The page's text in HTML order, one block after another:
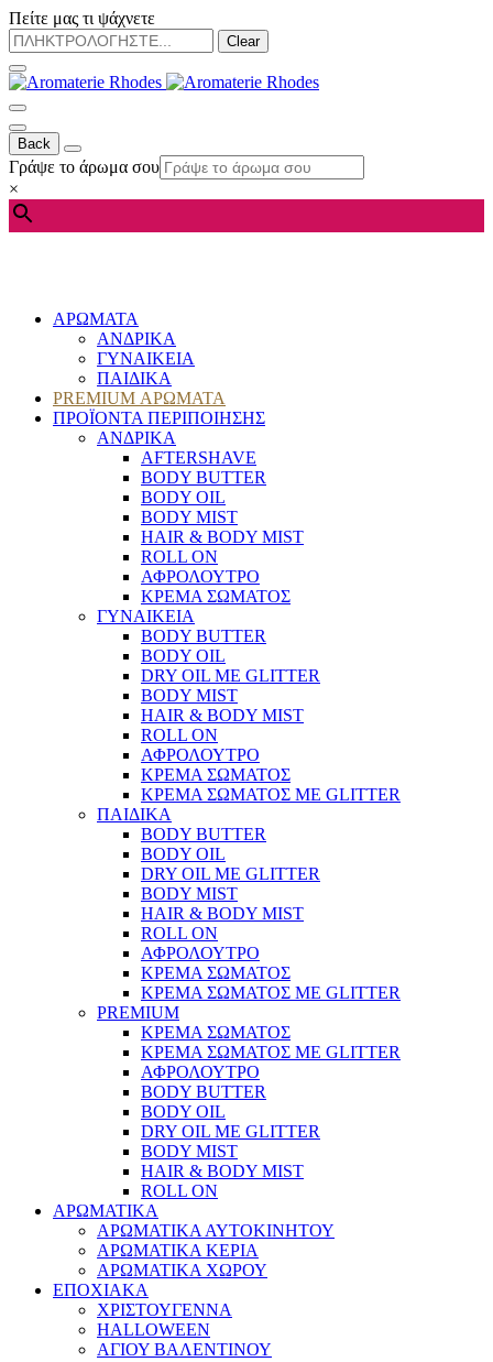
Πείτε μας τι ψάχνετε
Clear
Back
Γράψε το άρωμα σου
×
ΑΡΩΜΑΤΑ
ΑΝΔΡΙΚΑ
ΓΥΝΑΙΚΕΙΑ
ΠΑΙΔΙΚΑ
PREMIUM ΑΡΩΜΑΤΑ
ΠΡΟΪΟΝΤΑ ΠΕΡΙΠΟΙΗΣΗΣ
ΑΝΔΡΙΚΑ
AFTERSHAVE
BODY BUTTER
BODY OIL
BODY MIST
HAIR & BODY MIST
ROLL ON
ΑΦΡΟΛΟΥΤΡΟ
ΚΡΕΜΑ ΣΩΜΑΤΟΣ
ΓΥΝΑΙΚΕΙΑ
BODY BUTTER
BODY OIL
DRY OIL ΜΕ GLITTER
BODY MIST
HAIR & BODY MIST
ROLL ON
ΑΦΡΟΛΟΥΤΡΟ
ΚΡΕΜΑ ΣΩΜΑΤΟΣ
ΚΡΕΜΑ ΣΩΜΑΤΟΣ ΜΕ GLITTER
ΠΑΙΔΙΚΑ
BODY BUTTER
BODY OIL
DRY OIL ΜΕ GLITTER
BODY MIST
HAIR & BODY MIST
ROLL ON
ΑΦΡΟΛΟΥΤΡΟ
ΚΡΕΜΑ ΣΩΜΑΤΟΣ
ΚΡΕΜΑ ΣΩΜΑΤΟΣ ΜΕ GLITTER
PREMIUM
ΚΡΕΜΑ ΣΩΜΑΤΟΣ
ΚΡΕΜΑ ΣΩΜΑΤΟΣ ΜΕ GLITTER
ΑΦΡΟΛΟΥΤΡΟ
BODY BUTTER
BODY OIL
DRY OIL ΜΕ GLITTER
BODY MIST
HAIR & BODY MIST
ROLL ON
ΑΡΩΜΑΤΙΚΑ
ΑΡΩΜΑΤΙΚΑ ΑΥΤΟΚΙΝΗΤΟΥ
ΑΡΩΜΑΤΙΚΑ ΚΕΡΙΑ
ΑΡΩΜΑΤΙΚΑ ΧΩΡΟΥ
ΕΠΟΧΙΑΚΑ
ΧΡΙΣΤΟΥΓΕΝΝΑ
HALLOWEEN
ΑΓΙΟΥ ΒΑΛΕΝΤΙΝΟΥ